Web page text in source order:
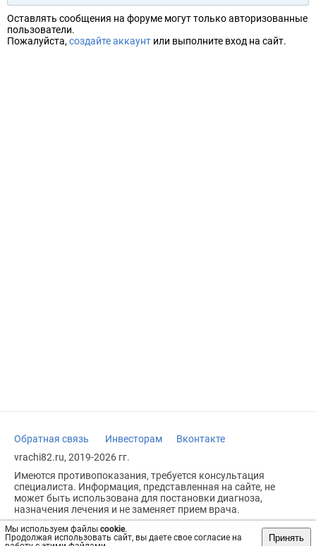
Мы используем файлы cookie.
Продолжая использовать сайт, вы даете свое согласие на
Принять
Оставлять сообщения на форуме могут только авторизованные
пользователи.
Пожалуйста, создайте аккаунт или выполните вход на сайт.
Обратная связь Инвесторам
Вконтакте
vrachi82.ru, 2019-2026 гг.
Имеются противопоказания, требуется консультация
специалиста. Информация, представленная на сайте, не
может быть использована для постановки диагноза,
назначения лечения и не заменяет прием врача.
Возрастное ограничение: 18+